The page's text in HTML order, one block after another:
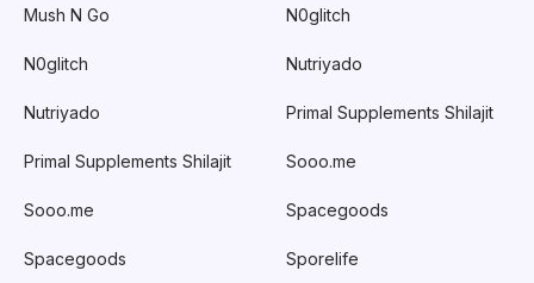
Mush N Go
N0glitch
Nutriyado
Primal Supplements Shilajit
Sooo.me
Spacegoods
N0glitch
Nutriyado
Primal Supplements Shilajit
Sooo.me
Spacegoods
Sporelife